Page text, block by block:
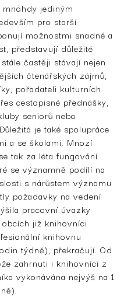
jediným
pro starší
možnostmi snadné a
představují důležité
častěji stávají nejen
čtenářských zájmů,
pořadateli kulturních
cestopisné přednášky,
seniorů nebo
je také spolupráce
a se školami. Mnozí
tak za léta fungování
se významně podílí na
s nárůstem významu
požadavky na vedení
pracovní úvazky
již knihovníci
knihovnu
týdně), překračují. Od
zahrnuti i knihovníci z
vykonávána nejvýš na 1